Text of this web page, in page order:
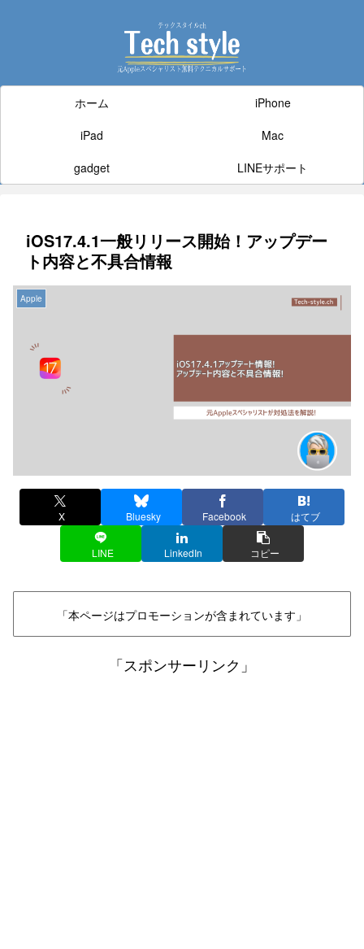
ホーム
iPhone
iPad
Mac
gadget
LINEサポート
iOS17.4.1一般リリース開始！アップデー
ト内容と不具合情報
Apple
X Bluesky Facebook はてブ
LINE LinkedIn コピー
「本ページはプロモーションが含まれています」
「スポンサーリンク」